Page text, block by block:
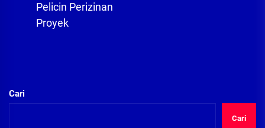
Pelicin Perizinan
Proyek
Cari
Cari